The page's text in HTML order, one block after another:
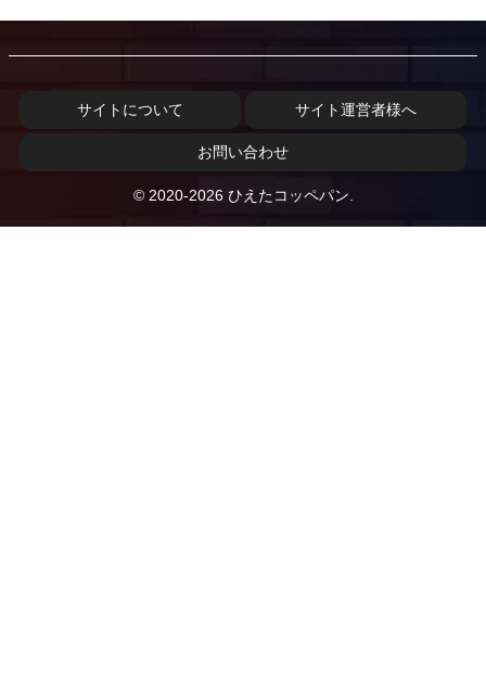
サイトについて サイト運営者様へ
お問い合わせ
© 2020-2026 ひえたコッペパン.